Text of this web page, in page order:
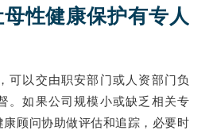
性健康保护有专人
可以交由职安部门或人资部门负
。如果公司规模小或缺乏相关专
顾问协助做评估和追踪，必要时